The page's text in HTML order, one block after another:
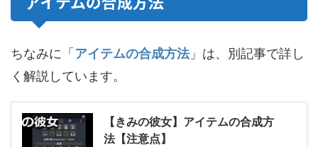
ちなみに「 アイテムの合成方法」は、別記事で詳し
く解説しています。
【きみの彼女】アイテムの合成方
法【注意点】